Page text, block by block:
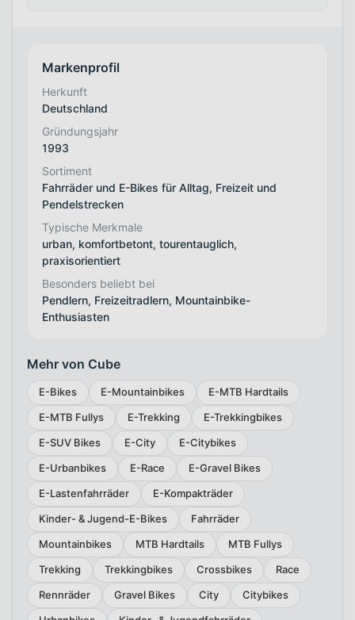
Markenprofil
Herkunft
Deutschland
Gründungsjahr
1993
Sortiment
Fahrräder und E-Bikes für Alltag, Freizeit und
Pendelstrecken
Typische Merkmale
urban, komfortbetont, tourentauglich,
praxisorientiert
Besonders beliebt bei
Pendlern, Freizeitradlern, Mountainbike-
Enthusiasten
Mehr von Cube
E-Bikes E-Mountainbikes
E-MTB Hardtails
E-MTB Fullys
E-Trekking
E-Trekkingbikes
E-SUV Bikes
E-City
E-Citybikes
E-Urbanbikes
E-Race
E-Gravel Bikes
E-Lastenfahrräder
E-Kompakträder
Kinder- & Jugend-E-Bikes
Fahrräder
Mountainbikes
MTB Hardtails
MTB Fullys
Trekking
Trekkingbikes Crossbikes
Race
Rennräder
Gravel Bikes City
Citybikes